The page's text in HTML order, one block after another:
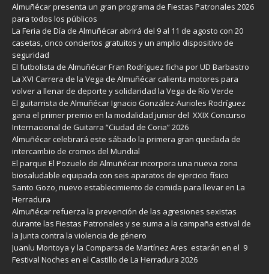
Almuñécar presenta un gran programa de Fiestas Patronales 2026
para todos los públicos
La Feria de Día de Almuñécar abrirá del 9 al 11 de agosto con 20
casetas, cinco conciertos gratuitos y un amplio dispositivo de
seguridad
El futbolista de Almuñécar Fran Rodríguez ficha por UD Barbastro
La XVI Carrera de la Vega de Almuñécar calienta motores para
volver a llenar de deporte y solidaridad la Vega de Río Verde
El guitarrista de Almuñécar Ignacio González-Aurioles Rodríguez
gana el primer premio en la modalidad junior del XXIX Concurso
Internacional de Guitarra “Ciudad de Coria” 2026
Almuñécar celebrará este sábado la primera gran quedada de
intercambio de cromos del Mundial
El parque El Pozuelo de Almuñécar incorpora una nueva zona
biosaludable equipada con seis aparatos de ejercicio físico
Santo Gozo, nuevo establecimiento de comida para llevar en La
Herradura
Almuñécar refuerza la prevención de las agresiones sexistas
durante las Fiestas Patronales y se suma a la campaña estival de
la Junta contra la violencia de género
Juanlu Montoya y la Comparsa de Martínez Ares estarán en el 9
Festival Noches en el Castillo de La Herradura 2026